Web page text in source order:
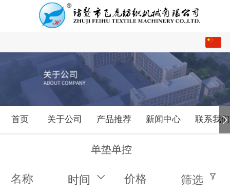
English
首页 关于公司 产品推荐 新闻中心 联系我们
单垫单控
名称 时间 价格 筛选